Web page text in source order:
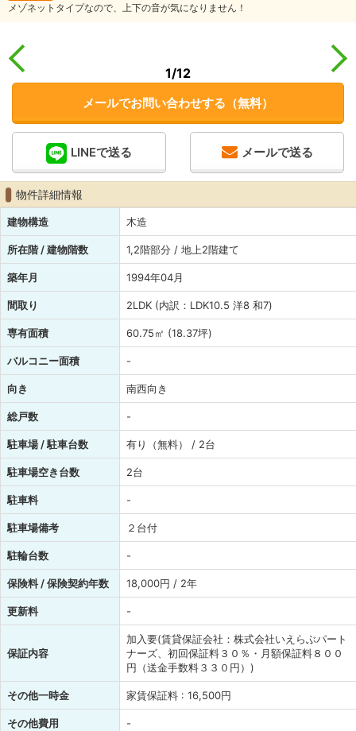
メゾネットタイプなので、上下の音が気になりません！
1/12
メールでお問い合わせする（無料）
LINEで送る メールで送る
物件詳細情報
建物構造 木造
所在階 / 建物階数 1,2階部分 / 地上2階建て
築年月 1994年04月
間取り 2LDK (内訳：LDK10.5 洋8 和7)
専有面積 60.75㎡ (18.37坪)
バルコニー面積 -
向き 南西向き
総戸数 -
駐車場 / 駐車台数 有り（無料） / 2台
駐車場空き台数 2台
駐車料 -
駐車場備考 ２台付
駐輪台数 -
保険料 / 保険契約年数 18,000円 / 2年
更新料 -
保証内容
加入要(賃貸保証会社：株式会社いえらぶパート
ナーズ、初回保証料３０％・月額保証料８００
円（送金手数料３３０円）)
その他一時金 家賃保証料 : 16,500円
その他費用 -